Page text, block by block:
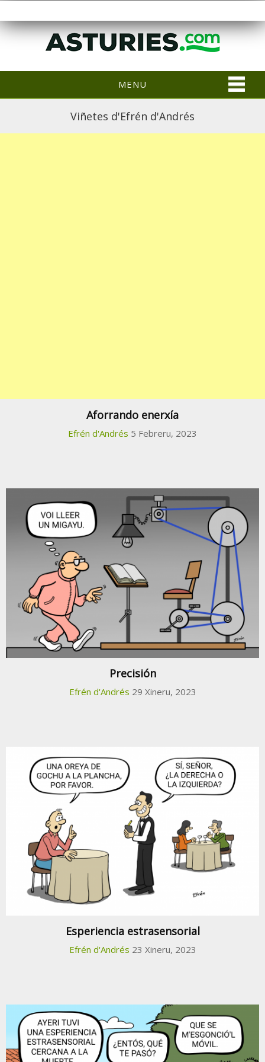
MENU
Viñetes d'Efrén d'Andrés
Aforrando enerxía
Efrén d'Andrés 5 Febreru, 2023
Precisión
Efrén d'Andrés 29 Xineru, 2023
Esperiencia estrasensorial
Efrén d'Andrés 23 Xineru, 2023